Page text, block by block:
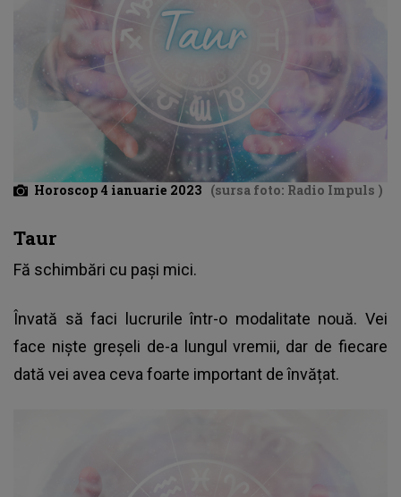
Horoscop 4 ianuarie 2023 (sursa foto: Radio Impuls )
Taur
Fă schimbări cu pași mici.
Învată să faci lucrurile într-o modalitate nouă. Vei
face niște greșeli de-a lungul vremii, dar de fiecare
dată vei avea ceva foarte important de învățat.